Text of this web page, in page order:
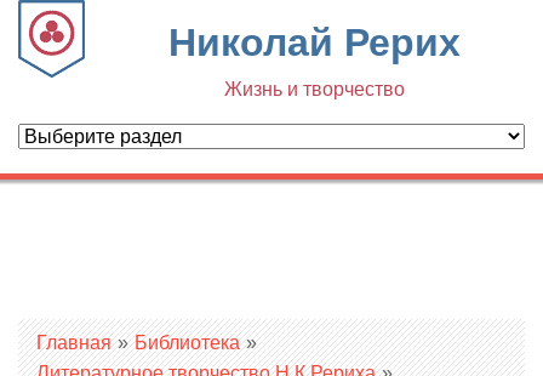
Николай Рерих
Жизнь и творчество
Вы здесь
Главная » Библиотека »